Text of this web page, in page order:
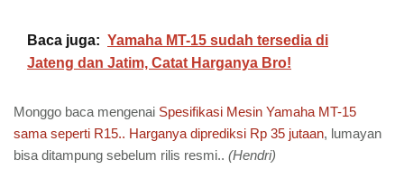
Baca juga: Yamaha MT-15 sudah tersedia di
Jateng dan Jatim, Catat Harganya Bro!
Monggo baca mengenai Spesifikasi Mesin Yamaha MT-15
sama seperti R15.. Harganya diprediksi Rp 35 jutaan, lumayan
bisa ditampung sebelum rilis resmi.. (Hendri)